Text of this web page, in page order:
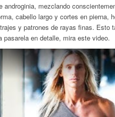
androginia, mezclando
cabello largo y cortes en pierna,
y patrones de rayas finas. Esto
en detalle, mira este video.